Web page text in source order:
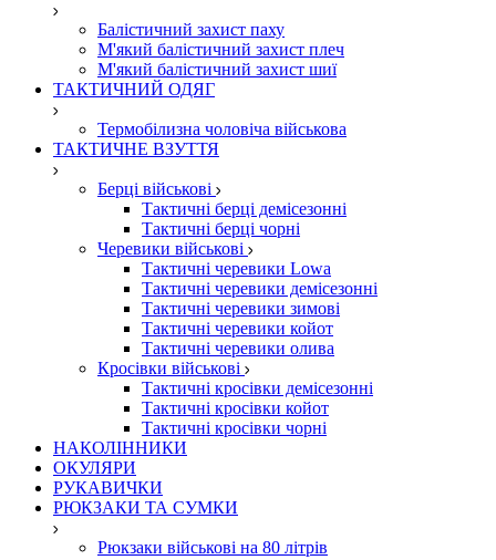
Балістичний захист паху
М'який балістичний захист плеч
М'який балістичний захист шиї
ТАКТИЧНИЙ ОДЯГ
Термобілизна чоловіча військова
ТАКТИЧНЕ ВЗУТТЯ
Берці військові
Тактичні берці демісезонні
Тактичні берці чорні
Черевики військові
Тактичні черевики Lowa
Тактичні черевики демісезонні
Тактичні черевики зимові
Тактичні черевики койот
Тактичні черевики олива
Кросівки військові
Тактичні кросівки демісезонні
Тактичні кросівки койот
Тактичні кросівки чорні
НАКОЛІННИКИ
ОКУЛЯРИ
РУКАВИЧКИ
РЮКЗАКИ ТА СУМКИ
Рюкзаки військові на 80 літрів